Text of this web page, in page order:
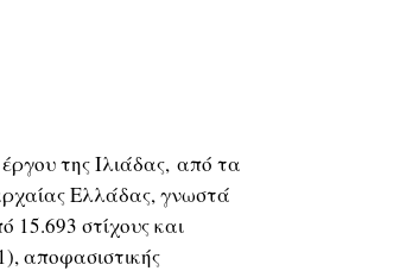
έργου της Ιλιάδας, από τα
Ελλάδας, γνωστά
15.693 στίχους και
αποφασιστικής